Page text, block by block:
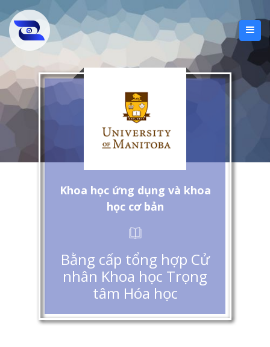
Khoa học ứng dụng và khoa
học cơ bản
Bằng cấp tổng hợp Cử
nhân Khoa học Trọng
tâm Hóa học